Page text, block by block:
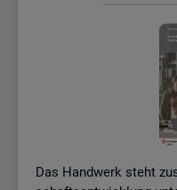
Das Hand­werk steht